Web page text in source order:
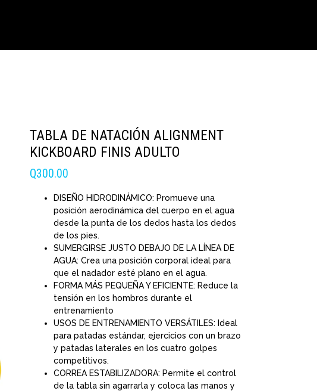
TABLA DE NATACIÓN ALIGNMENT
KICKBOARD FINIS ADULTO
Q300.00
DISEÑO HIDRODINÁMICO: Promueve una
posición aerodinámica del cuerpo en el agua
desde la punta de los dedos hasta los dedos
de los pies.
SUMERGIRSE JUSTO DEBAJO DE LA LÍNEA DE
AGUA: Crea una posición corporal ideal para
que el nadador esté plano en el agua.
FORMA MÁS PEQUEÑA Y EFICIENTE: Reduce la
tensión en los hombros durante el
entrenamiento
USOS DE ENTRENAMIENTO VERSÁTILES: Ideal
para patadas estándar, ejercicios con un brazo
y patadas laterales en los cuatro golpes
competitivos.
CORREA ESTABILIZADORA: Permite el control
de la tabla sin agarrarla y coloca las manos y